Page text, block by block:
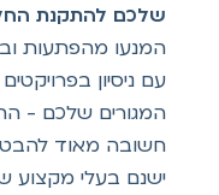
שלכם להתקנת
המנעו מהפתעות
עם ניסיון
המגורים שלכם -
חשובה מאוד
ישנם בעלי מקצוע